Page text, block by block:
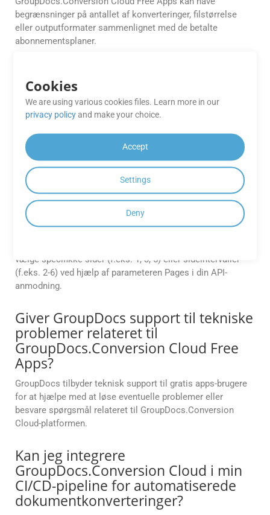
begrænsninger på antallet af konverteringer, filstørrelse
eller outputformater sammenlignet med de betalte
abonnementsplaner.
GroupDocs.Conversion Cloud Free
Apps?
fra GroupDocs-webstedet eller via GroupDocs-web- eller
mobilapplikationer.
Hvordan konverterer jeg kun
bestemte sider eller et sideområde
fra _CF2 til DOTX?
vælge specifikke sider (f.eks. 1, 3, 5) eller sideintervaller
(f.eks. 2-6) ved hjælp af parameteren Pages i din API-
anmodning.
Giver GroupDocs support til tekniske
problemer relateret til
GroupDocs.Conversion Cloud Free
Apps?
GroupDocs tilbyder teknisk support til gratis apps-brugere
for at hjælpe med at løse eventuelle problemer eller
besvare spørgsmål relateret til GroupDocs.Conversion
Cloud-platformen.
Kan jeg integrere
GroupDocs.Conversion Cloud i min
CI/CD-pipeline for automatiserede
dokumentkonverteringer?
Cookies
We are using various cookies files. Learn more in our
privacy policyand make your choice.
Accept
Settings
Deny